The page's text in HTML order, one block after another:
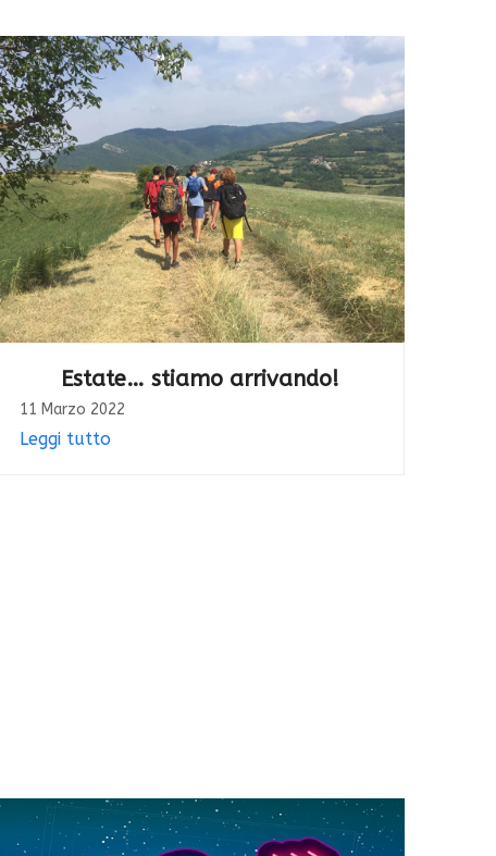
Estate… stiamo arrivando!
11 Marzo 2022
Leggi tutto